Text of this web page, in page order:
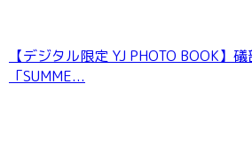
【デジタル限定 YJ PHOTO BOOK】
「SUMME...